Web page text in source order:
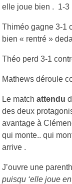
elle joue bien . 1-3
Thiméo gagne 3-1
bien « rentré »
Théo perd 3-1
Mathews déroule
Le match attendu
des deux
avantage à
qui monte.. qui
arrive .
J’ouvre une
puisqu ‘elle joue